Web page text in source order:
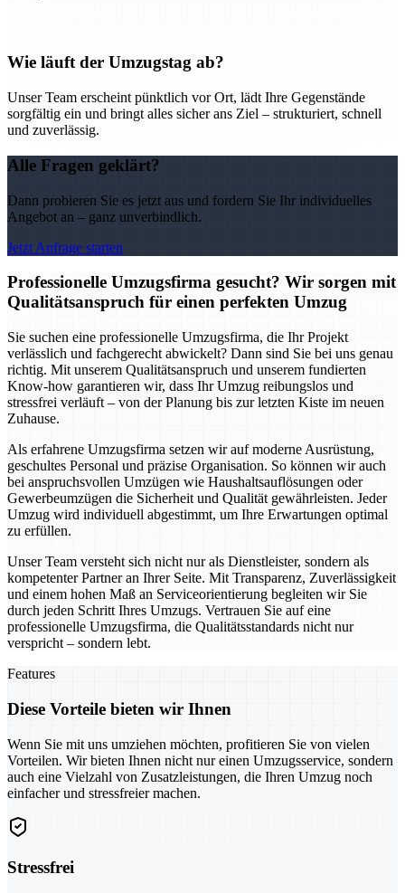
Wie läuft der Umzugstag ab?
Unser Team erscheint pünktlich vor Ort, lädt Ihre Gegenstände
sorgfältig ein und bringt alles sicher ans Ziel – strukturiert, schnell
und zuverlässig.
Alle Fragen geklärt?
Dann probieren Sie es jetzt aus und fordern Sie Ihr individuelles
Angebot an – ganz unverbindlich.
Jetzt Anfrage starten
Professionelle Umzugsfirma gesucht? Wir sorgen mit
Qualitätsanspruch für einen perfekten Umzug
Sie suchen eine professionelle Umzugsfirma, die Ihr Projekt
verlässlich und fachgerecht abwickelt? Dann sind Sie bei uns genau
richtig. Mit unserem Qualitätsanspruch und unserem fundierten
Know-how garantieren wir, dass Ihr Umzug reibungslos und
stressfrei verläuft – von der Planung bis zur letzten Kiste im neuen
Zuhause.
Als erfahrene Umzugsfirma setzen wir auf moderne Ausrüstung,
geschultes Personal und präzise Organisation. So können wir auch
bei anspruchsvollen Umzügen wie Haushaltsauflösungen oder
Gewerbeumzügen die Sicherheit und Qualität gewährleisten. Jeder
Umzug wird individuell abgestimmt, um Ihre Erwartungen optimal
zu erfüllen.
Unser Team versteht sich nicht nur als Dienstleister, sondern als
kompetenter Partner an Ihrer Seite. Mit Transparenz, Zuverlässigkeit
und einem hohen Maß an Serviceorientierung begleiten wir Sie
durch jeden Schritt Ihres Umzugs. Vertrauen Sie auf eine
professionelle Umzugsfirma, die Qualitätsstandards nicht nur
verspricht – sondern lebt.
Features
Diese Vorteile bieten wir Ihnen
Wenn Sie mit uns umziehen möchten, profitieren Sie von vielen
Vorteilen. Wir bieten Ihnen nicht nur einen Umzugsservice, sondern
auch eine Vielzahl von Zusatzleistungen, die Ihren Umzug noch
einfacher und stressfreier machen.
Stressfrei